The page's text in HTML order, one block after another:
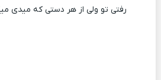
رفتی تو ولی از هر دستی که میدی